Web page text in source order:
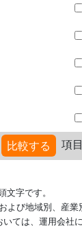
比較する
項
字です。
び地域別、産
ては、運用会